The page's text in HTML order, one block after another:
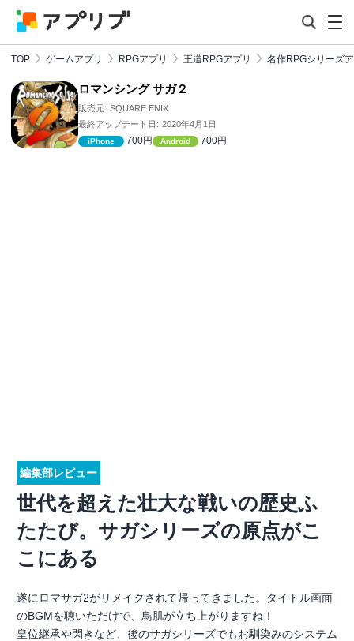
TOP ゲームアプリ RPGアプリ 王道RPGアプリ 名作RPGシリーズ
ロマンシング サガ２
販売元: SQUARE ENIX
最終アップデート日: 2020年4月1日
iPhone 700円 Android 700円
編集部レビュー
世代を超えた壮大な戦いの歴史ふ
たたび。サガシリーズの原点がこ
こにある
遂にロマサガ2がリメイクされて帰ってきました。タイトル画面
のBGMを聴いただけで、鳥肌が立ち上がりますね！
皇位継承や閃きなど、後のサガシリーズでもお馴染みのシステム